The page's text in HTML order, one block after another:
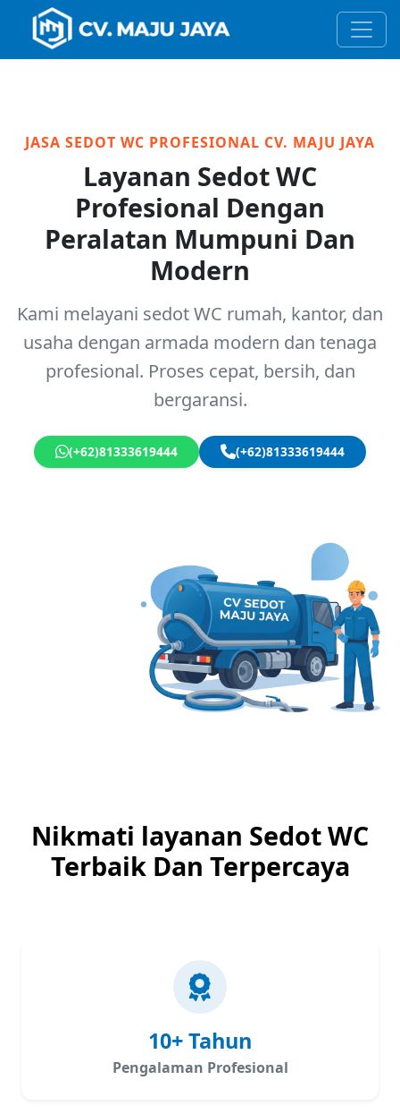
JASA SEDOT WC PROFESIONAL CV. MAJU JAYA
Layanan Sedot WC
Profesional Dengan
Peralatan Mumpuni Dan
Modern
Kami melayani sedot WC rumah, kantor, dan
usaha dengan armada modern dan tenaga
profesional. Proses cepat, bersih, dan
bergaransi.
(+62)81333619444 (+62)81333619444
Nikmati layanan Sedot WC
Terbaik Dan Terpercaya
10+ Tahun
Pengalaman Profesional